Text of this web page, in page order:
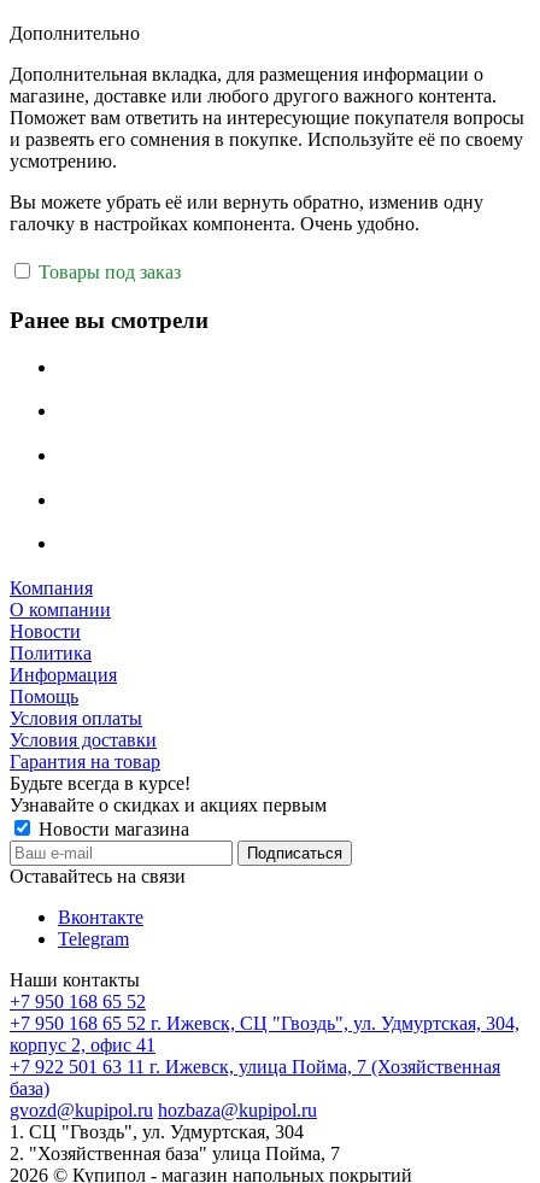
Дополнительно
Дополнительная вкладка, для размещения информации о
магазине, доставке или любого другого важного контента.
Поможет вам ответить на интересующие покупателя вопросы
и развеять его сомнения в покупке. Используйте её по своему
усмотрению.
Вы можете убрать её или вернуть обратно, изменив одну
галочку в настройках компонента. Очень удобно.
Товары под заказ
Ранее вы смотрели
Компания
О компании
Новости
Политика
Информация
Помощь
Условия оплаты
Условия доставки
Гарантия на товар
Будьте всегда в курсе!
Узнавайте о скидках и акциях первым
Новости магазина
Оставайтесь на связи
Вконтакте
Telegram
Наши контакты
+7 950 168 65 52
+7 950 168 65 52 г. Ижевск, СЦ "Гвоздь", ул. Удмуртская, 304,
корпус 2, офис 41
+7 922 501 63 11 г. Ижевск, улица Пойма, 7 (Хозяйственная
база)
gvozd@kupipol.ru hozbaza@kupipol.ru
1. СЦ "Гвоздь", ул. Удмуртская, 304
2. "Хозяйственная база" улица Пойма, 7
2026 © Купипол - магазин напольных покрытий